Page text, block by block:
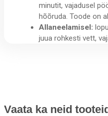
minutit, vajadusel
hõõruda. Toode on
Allaneelamisel:
juua rohkesti vett,
Vaata ka neid